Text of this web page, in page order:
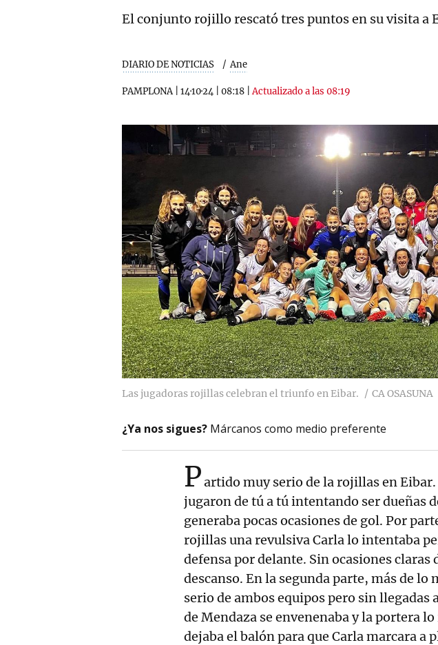
El conjunto rojillo rescató tres puntos en su visita a
DIARIO DE NOTICIAS Ane
PAMPLONA| 14·10·24 08:18 |Actualizado a las 08:19
Las jugadoras rojillas celebran el triunfo en Eibar. CA OSASUNA
¿Ya nos sigues? Márcanos como medio preferente
Partido muy serio de la rojillas en
jugaron de tú a tú intentando ser dueñas
generaba pocas ocasiones de gol. Por
rojillas una revulsiva Carla lo intentaba
defensa por delante. Sin ocasiones claras
descanso. En la segunda parte, más de lo
serio de ambos equipos pero sin llegadas
de Mendaza se envenenaba y la portera
dejaba el balón para que Carla marcara a